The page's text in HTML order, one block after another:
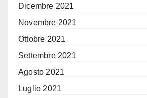
Dicembre 2021
Novembre 2021
Ottobre 2021
Settembre 2021
Agosto 2021
Luglio 2021